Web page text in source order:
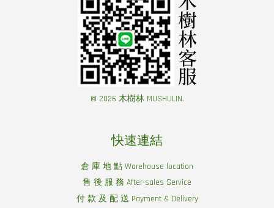
© 2026 木樹林 MUSHULIN.
快速連結
倉 庫 地 點 Warehouse location
售 後 服 務 After-sales Service
付 款 及 配 送 Payment & Delivery